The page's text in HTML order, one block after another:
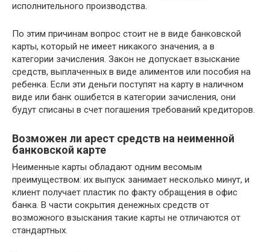
исполнительного производства.
По этим причинам вопрос стоит не в виде банковской
карты, который не имеет никакого значения, а в
категории зачисления. Закон не допускает взыскание
средств, выплаченных в виде алиментов или пособия на
ребенка. Если эти деньги поступят на карту в наличном
виде или банк ошибется в категории зачисления, они
будут списаны в счет погашения требований кредиторов.
Возможен ли арест средств на неименной
банковской карте
Неименные карты обладают одним весомым
преимуществом: их выпуск занимает несколько минут, и
клиент получает пластик по факту обращения в офис
банка. В части сокрытия денежных средств от
возможного взыскания такие карты не отличаются от
стандартных.